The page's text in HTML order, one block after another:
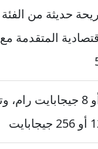
حديثة من الفئة
المتقدمة
6 أو 8 جيجابايت